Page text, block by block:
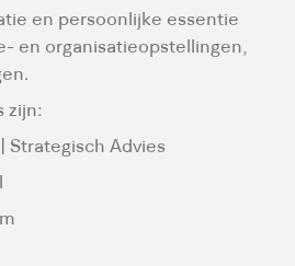
en persoonlijke essentie
en organisatieopstellingen,
zijn:
Strategisch Advies